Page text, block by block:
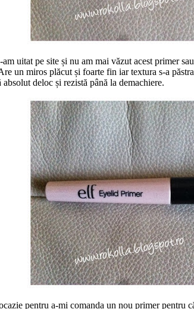
uitat pe site și nu am mai văzut acest primer
un miros plăcut și foarte fin iar textura s-a
deloc și rezistă până la demachiere.
pentru a-mi comanda un nou primer pentru